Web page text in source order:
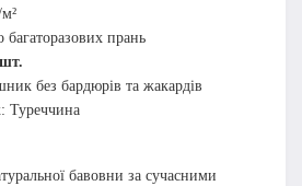
багаторазових прань
без бардюрів та жакардів
Туреччина
бавовни за сучасними